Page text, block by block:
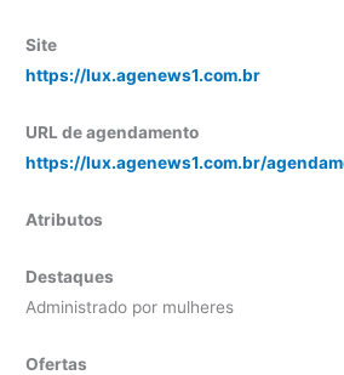
Site
https://lux.agenews1.com.br
URL de agendamento
https://lux.agenews1.com.br/
Atributos
Destaques
Administrado por mulheres
Ofertas